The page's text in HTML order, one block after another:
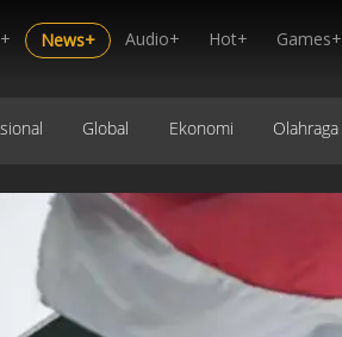
News+ Audio+ Hot+ Games+
Global Ekonomi Olahraga